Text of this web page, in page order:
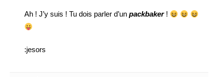
Ah ! J’y suis ! Tu dois parler d’un packbaker !
:jesors